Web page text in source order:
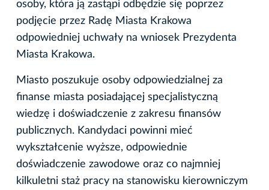
osoby, która ją zastąpi odbędzie się poprzez
podjęcie przez Radę Miasta Krakowa
odpowiedniej uchwały na wniosek Prezydenta
Miasta Krakowa.
Miasto poszukuje osoby odpowiedzialnej za
finanse miasta posiadającej specjalistyczną
wiedzę i doświadczenie z zakresu finansów
publicznych. Kandydaci powinni mieć
wykształcenie wyższe, odpowiednie
doświadczenie zawodowe oraz co najmniej
kilkuletni staż pracy na stanowisku kierowniczym